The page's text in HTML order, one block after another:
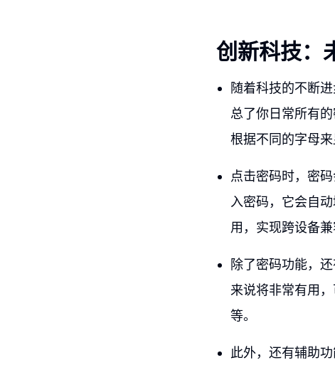
创新科技：
随着科技的不断
总了你日常所有
根据不同的字母
点击密码时，密
入密码，它会自
用，实现跨设备兼
除了密码功能，
来说将非常有用
等。
此外，还有辅助